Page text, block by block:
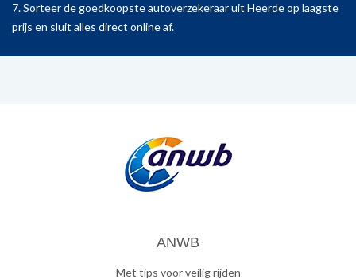
7. Sorteer de goedkoopste autoverzekeraar uit Heerde op laagste
prijs en sluit alles direct online af.
ANWB
Met tips voor veilig rijden